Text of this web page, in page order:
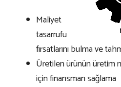
Maliyet
tasarrufu
fırsatlarını bulma ve
Üretilen ürünün üretim
için finansman sağlama